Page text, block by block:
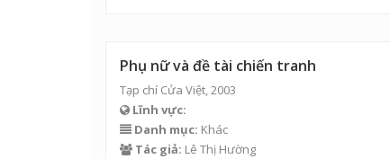
Phụ nữ và đề tài chiến tranh
Tạp chí Cửa Việt, 2003
Lĩnh vực:
Danh mục: Khác
Tác giả: Lê Thị Hường